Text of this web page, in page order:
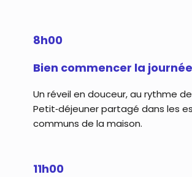
8h00
Bien commencer la journée
Un réveil en douceur, au rythme
Petit‑déjeuner partagé dans les
communs de la maison.
11h00